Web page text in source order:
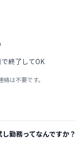
終了してOK
は不要です。
し勤務ってなんですか？